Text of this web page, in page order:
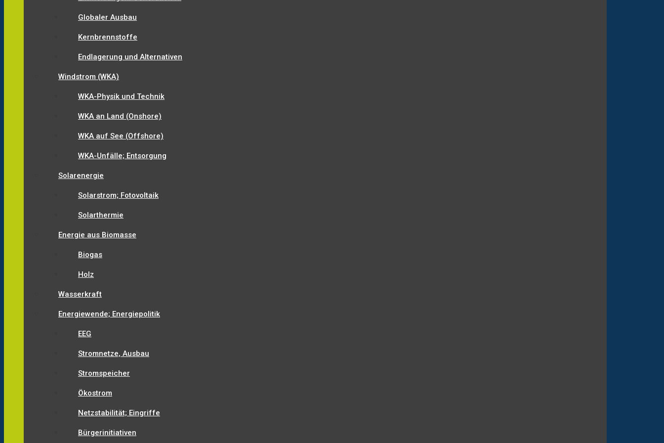
Globaler Ausbau
Kernbrennstoffe
Endlagerung und Alternativen
Windstrom (WKA)
WKA-Physik und Technik
WKA an Land (Onshore)
WKA auf See (Offshore)
WKA-Unfälle; Entsorgung
Solarenergie
Solarstrom; Fotovoltaik
Solarthermie
Energie aus Biomasse
Biogas
Holz
Wasserkraft
Energiewende; Energiepolitik
EEG
Stromnetze, Ausbau
Stromspeicher
Ökostrom
Netzstabilität; Eingriffe
Bürgerinitiativen